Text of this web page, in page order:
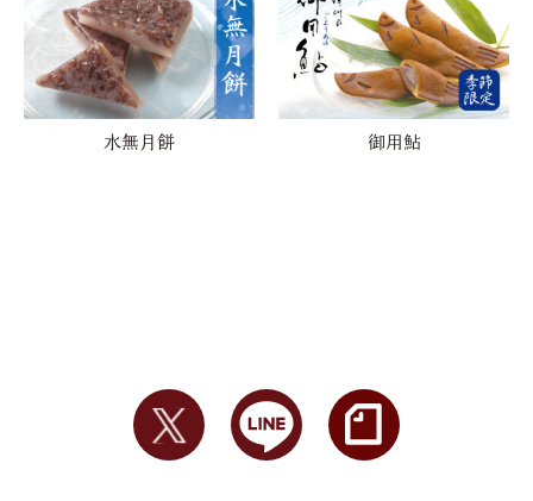
水無月餅 御用鮎